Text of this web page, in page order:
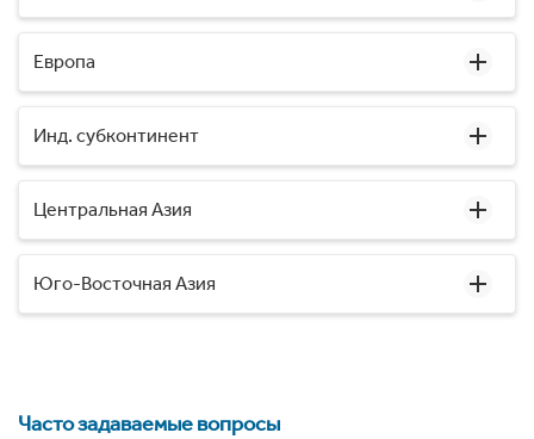
Европа
Инд. субконтинент
Центральная Азия
Юго-Восточная Азия
Часто задаваемые вопросы